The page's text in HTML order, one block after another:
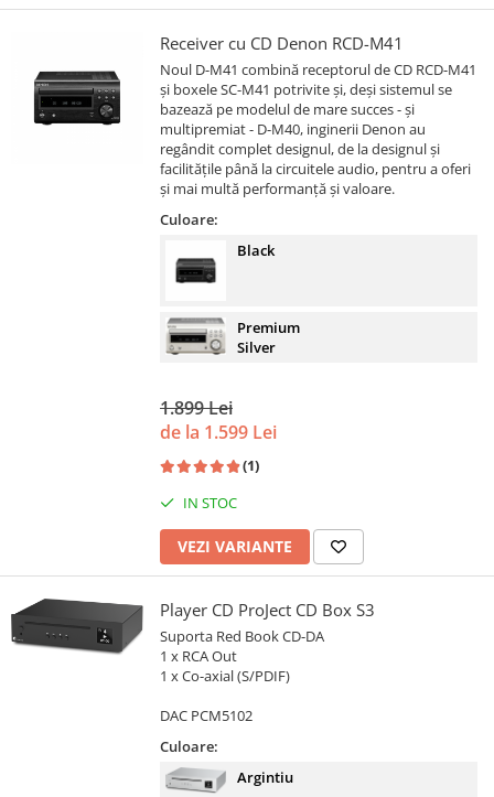
Receiver cu CD Denon RCD-M41
Noul D-M41 combină receptorul de CD RCD-M41
și boxele SC-M41 potrivite și, deși sistemul se
bazează pe modelul de mare succes - și
multipremiat - D-M40, inginerii Denon au
regândit complet designul, de la designul și
facilitățile până la circuitele audio, pentru a oferi
și mai multă performanță și valoare.
Culoare:
Black
Premium
Silver
1.899 Lei
de la 1.599 Lei
(1)
IN STOC
VEZI VARIANTE
Player CD ProJect CD Box S3
Suporta Red Book CD-DA
1 x RCA Out
1 x Co-axial (S/PDIF)
DAC PCM5102
Culoare:
Argintiu